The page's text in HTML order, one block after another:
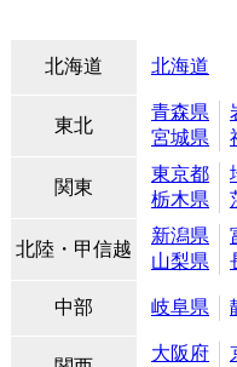
北海道 北海道
東北
青森県
宮城県
関東
東京都
栃木県
北陸・甲信越
新潟県
山梨県
中部 岐阜県
大阪府